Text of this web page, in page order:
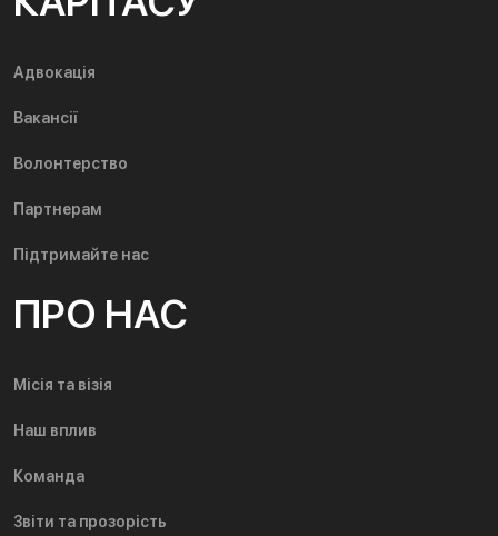
Адвокація
Вакансії
Волонтерство
Партнерам
Підтримайте нас
ПРО НАС
Місія та візія
Наш вплив
Команда
Звіти та прозорість